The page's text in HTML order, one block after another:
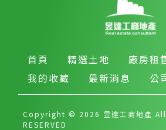
首頁 精選土地 廠房租
我的收藏
最新消息 公
Copyright © 2026 昱達工商地產 All
RESERVED